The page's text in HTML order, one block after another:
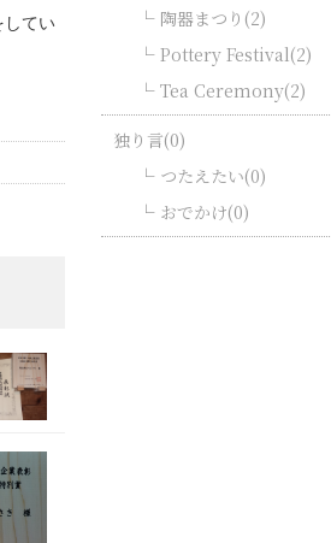
してい
陶器まつり(2)
Pottery Festival(2)
Tea Ceremony(2)
独り言(0)
つたえたい(0)
おでかけ(0)